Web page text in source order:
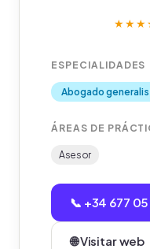
ESPECIALIDADES
Abogado
ÁREAS DE
Asesor
📞 +34 677
🌐 Visitar web